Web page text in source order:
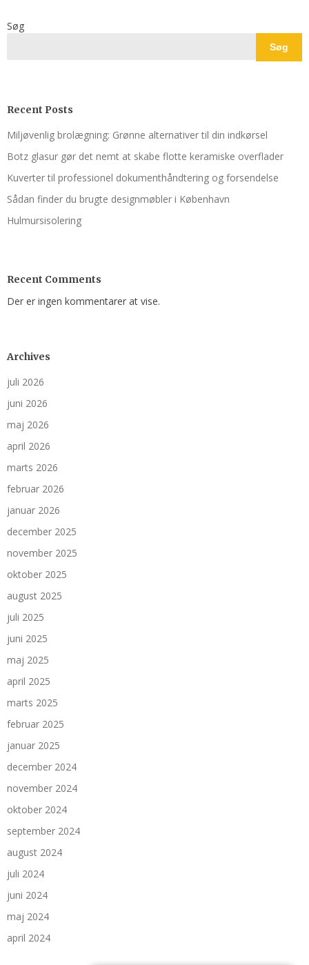
Søg
Søg
Recent Posts
Miljøvenlig brolægning: Grønne alternativer til din indkørsel
Botz glasur gør det nemt at skabe flotte keramiske overflader
Kuverter til professionel dokumenthåndtering og forsendelse
Sådan finder du brugte designmøbler i København
Hulmursisolering
Recent Comments
Der er ingen kommentarer at vise.
Archives
juli 2026
juni 2026
maj 2026
april 2026
marts 2026
februar 2026
januar 2026
december 2025
november 2025
oktober 2025
august 2025
juli 2025
juni 2025
maj 2025
april 2025
marts 2025
februar 2025
januar 2025
december 2024
november 2024
oktober 2024
september 2024
august 2024
juli 2024
juni 2024
maj 2024
april 2024